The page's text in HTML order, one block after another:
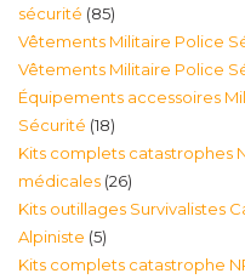
sécurité 8585
produits
Vêtements Militaire Police
Vêtements Militaire Police
Équipements accessoires
Sécurité 1818
produits
Kits complets catastrophes
médicales 2626
produits
Kits outillages Survivalistes
Alpiniste 55
produits
Kits complets catastrophe